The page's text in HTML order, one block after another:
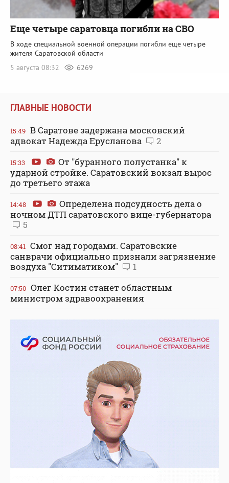
Еще четыре саратовца погибли на СВО
В ходе специальной военной операции погибли еще четыре
жителя Саратовской области
5 августа 08:32
6269
ГЛАВНЫЕ НОВОСТИ
15:49 В Саратове задержана московский
адвокат Надежда Ерусланова
2
15:33
От "буранного полустанка" к
ударной стройке. Саратовский вокзал вырос
до третьего этажа
14:48
Определена подсудность дела о
ночном ДТП саратовского вице-губернатора
5
08:41 Смог над городами. Саратовские
санврачи официально признали загрязнение
воздуха "Ситиматиком"
1
07:50 Олег Костин станет областным
министром здравоохранения